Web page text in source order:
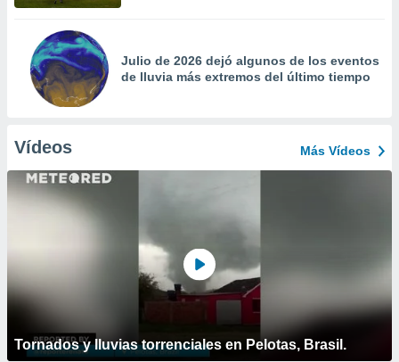
Julio de 2026 dejó algunos de los eventos
de lluvia más extremos del último tiempo
Vídeos Más Vídeos
Tornados y lluvias torrenciales en Pelotas, Brasil.